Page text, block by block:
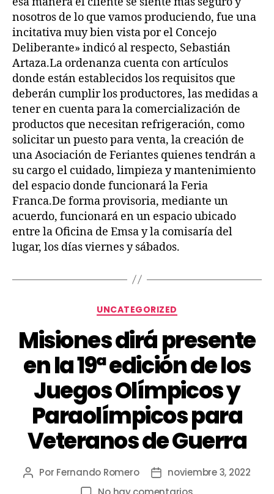
nosotros de lo que vamos produciendo, fue una
incitativa muy bien vista por el Concejo
Deliberante» indicó al respecto, Sebastián
Artaza.La ordenanza cuenta con artículos
donde están establecidos los requisitos que
deberán cumplir los productores, las medidas a
tener en cuenta para la comercialización de
productos que necesitan refrigeración, como
solicitar un puesto para venta, la creación de
una Asociación de Feriantes quienes tendrán a
su cargo el cuidado, limpieza y mantenimiento
del espacio donde funcionará la Feria
Franca.De forma provisoria, mediante un
acuerdo, funcionará en un espacio ubicado
entre la Oficina de Emsa y la comisaría del
lugar, los días viernes y sábados.
UNCATEGORIZED
Misiones dirá presente
en la 19ª edición de los
Juegos Olímpicos y
Paraolímpicos para
Veteranos de Guerra
Por Fernando Romero
noviembre 3, 2022